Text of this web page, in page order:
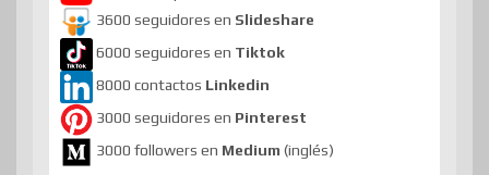
3600 seguidores en Slideshare
6000 seguidores en Tiktok
8000 contactos Linkedin
3000 seguidores en Pinterest
3000 followers en Medium (inglés)